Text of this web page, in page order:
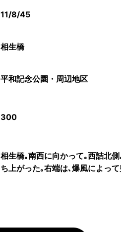
11/8/45
相生橋
平和記念公園・周辺地区
300
相生橋｡南西に向かって｡西詰北
ち上がった｡右端は､爆風によって